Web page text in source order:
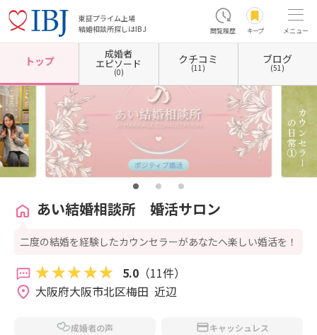
東証プライム上場
結婚相談所探しはIBJ
閲覧履歴 キープ メニュー
ホーム 大阪府の結婚相談所 大阪府大阪市 大阪府大阪市北区 大阪府大阪市北区梅田
トップ
成婚者
エピソード
(0)
クチコミ
(11)
ブログ
(51)
あい結婚相談所 婚活サロン
二度の結婚を経験したカウンセラーがあなたへ楽しい婚活を！
5.0（11件）
大阪府大阪市北区梅田  近辺
成婚者の声 キャッシュレス